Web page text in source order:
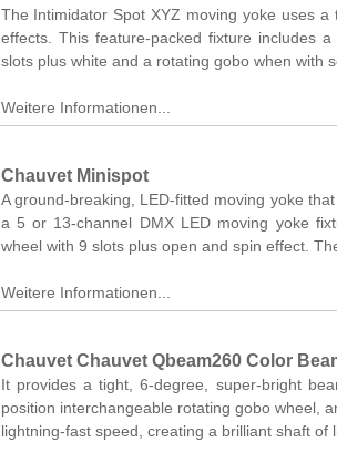
The Intimidator Spot XYZ moving yoke uses
effects. This feature-packed fixture includes
slots plus white and a rotating gobo when with
Weitere Informationen...
Chauvet Minispot
A ground-breaking, LED-fitted moving yoke
a 5 or 13-channel DMX LED moving yoke
wheel with 9 slots plus open and spin effect.
Weitere Informationen...
Chauvet Chauvet Qbeam260 Color
It provides a tight, 6-degree, super-bright
position interchangeable rotating gobo wheel,
lightning-fast speed, creating a brilliant shaft of